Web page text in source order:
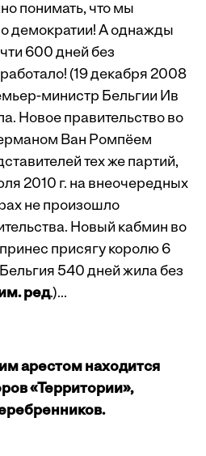
понимать, что мы
демократии! А однажды
600 дней без
(19 декабря 2008
министр Бельгии Ив
Новое правительство во
Ван Ромпёем
тех же партий,
2010 г. на внеочередных
не произошло
Новый кабмин во
присягу королю 6
540 дней жила без
ред.)...
арестом находится
«Территории»,